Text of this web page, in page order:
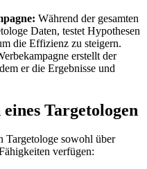
Während der gesamten
Daten, testet Hypothesen
die Effizienz zu steigern.
erstellt der
er die Ergebnisse und
Targetologen
Targetologe sowohl über
verfügen: